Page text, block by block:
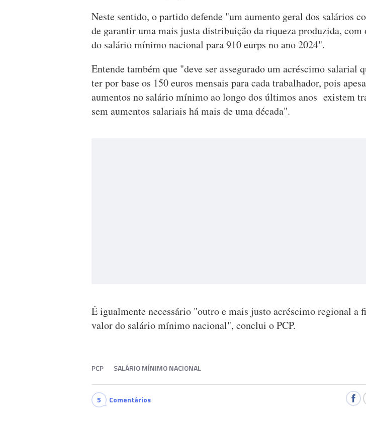
Neste sentido, o partido defende "um aumento geral dos salários
de garantir uma mais justa distribuição da riqueza produzida, com
do salário mínimo nacional para 910 eurps no ano 2024".
Entende também que "deve ser assegurado um acréscimo salarial
ter por base os 150 euros mensais para cada trabalhador, pois
aumentos no salário mínimo ao longo dos últimos anos existem
sem aumentos salariais há mais de uma década".
É igualmente necessário "outro e mais justo acréscimo regional a
valor do salário mínimo nacional", conclui o PCP.
PCP SALÁRIO MÍNIMO NACIONAL
5 Comentários